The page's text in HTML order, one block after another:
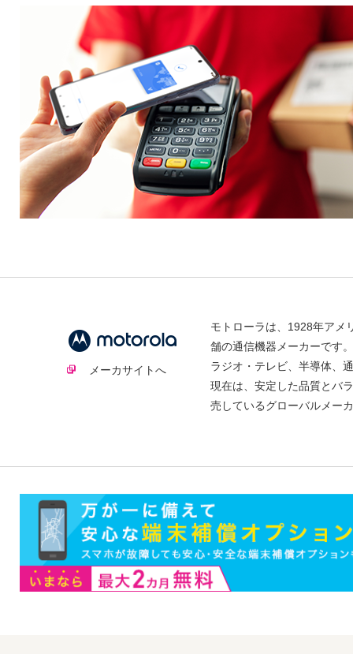
メーカサイトへ
モトローラは、1928年アメ
舗の通信機器メーカーです。
ラジオ・テレビ、半導体、
現在は、安定した品質とバ
売しているグローバルメー